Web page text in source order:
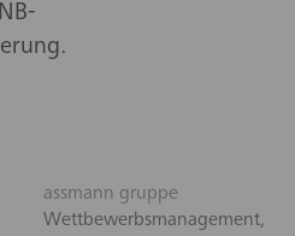
assmann gruppe
Wettbewerbsmanagement,